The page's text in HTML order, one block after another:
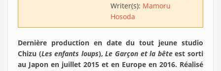
Writer(s): Mamoru
Hosoda
Dernière production en date du tout jeune studio
Chizu (Les enfants loups),Le Garçon et la bêteest sorti
au Japon en juillet 2015 et en Europe en 2016. Réalisé